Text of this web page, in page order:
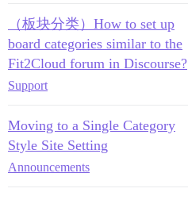
（板块分类）How to set up
board categories similar to the
Fit2Cloud forum in Discourse?
Support
Moving to a Single Category
Style Site Setting
Announcements